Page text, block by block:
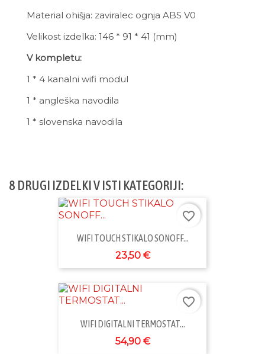
Material ohišja: zaviralec ognja ABS V0
Velikost izdelka: 146 * 91 * 41 (mm)
V kompletu:
1 * 4 kanalni wifi modul
1 * angleška navodila
1 * slovenska navodila
8 DRUGI IZDELKI V ISTI KATEGORIJI:
WIFI TOUCH STIKALO SONOFF...
23,50 €
favorite_border
WIFI DIGITALNI TERMOSTAT...
54,90 €
favorite_border